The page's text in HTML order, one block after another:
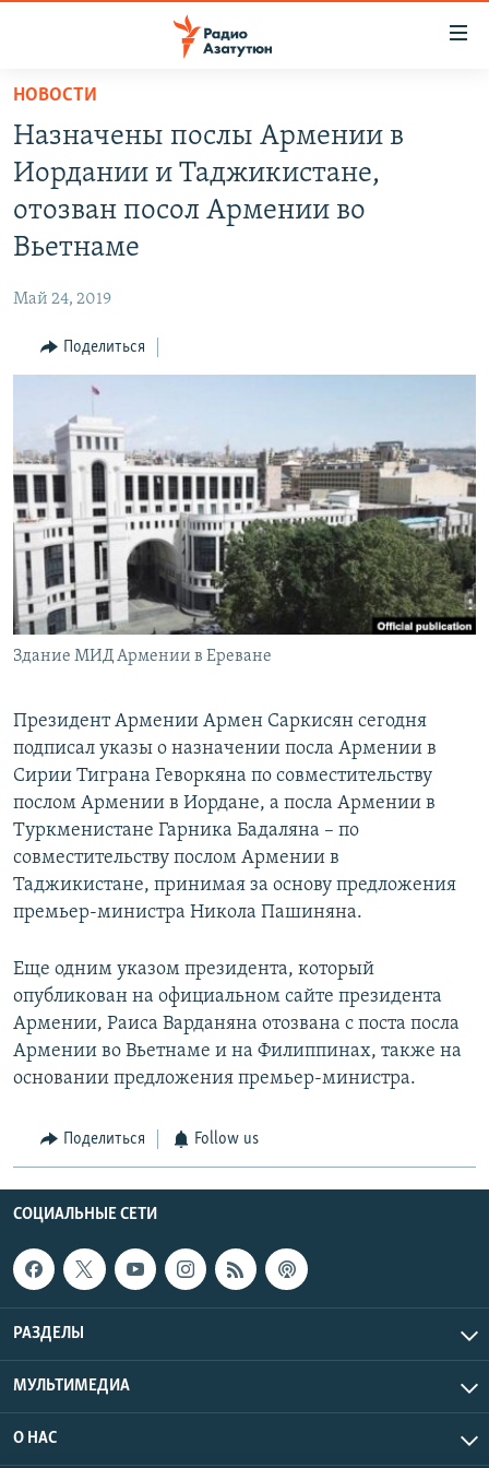
Перейти
основному
содержанию
Перейти
основной
Перейти
поиску
ПОЛИТИКА
ОБЩЕСТВО
РЕГИОН
НАГОРНЫЙ КАРАБАХ
КУЛЬТУРА
СПОРТ
АРХИВ
Հայերեն
English
Русский
Все сайты Радио Азатутюн
НОВОСТИ
Назначены послы Армении в
Иордании и Таджикистане,
отозван посол Армении во
Вьетнаме
Май 24, 2019
Поделиться
Здание МИД Армении в Ереване
Президент Армении Армен Саркисян сегодня
подписал указы о назначении посла Армении в
Сирии Тиграна Геворкяна по совместительству
послом Армении в Иордане, а посла Армении в
Туркменистане Гарника Бадаляна – по
совместительству послом Армении в
Таджикистане, принимая за основу предложения
премьер-министра Никола Пашиняна.
Еще одним указом президента, который
опубликован на официальном сайте президента
Армении, Раиса Варданяна отозвана с поста посла
Армении во Вьетнаме и на Филиппинах, также на
основании предложения премьер-министра.
Поделиться Follow us
СОЦИАЛЬНЫЕ СЕТИ
РАЗДЕЛЫ
МУЛЬТИМЕДИА
О НАС